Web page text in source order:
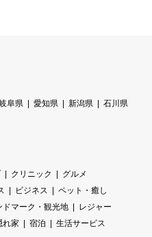
阜県 愛知県 新潟県
石川県
クリニック
グルメ
ビジネス
ペット・癒し
ドマーク・観光地
レジャー
れ家 宿泊
生活サービス